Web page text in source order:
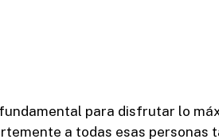
para disfrutar lo
a todas esas personas